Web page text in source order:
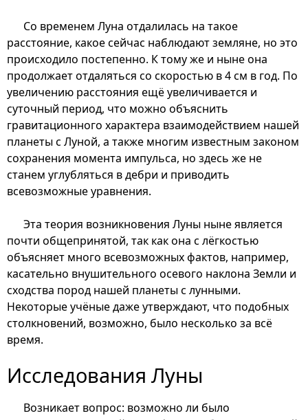
Со временем Луна отдалилась на такое
расстояние, какое сейчас наблюдают земляне, но это
происходило постепенно. К тому же и ныне она
продолжает отдаляться со скоростью в 4 см в год. По
увеличению расстояния ещё увеличивается и
суточный период, что можно объяснить
гравитационного характера взаимодействием нашей
планеты с Луной, а также многим известным законом
сохранения момента импульса, но здесь же не
станем углубляться в дебри и приводить
всевозможные уравнения.
Эта теория возникновения Луны ныне является
почти общепринятой, так как она с лёгкостью
объясняет много всевозможных фактов, например,
касательно внушительного осевого наклона Земли и
сходства пород нашей планеты с лунными.
Некоторые учёные даже утверждают, что подобных
столкновений, возможно, было несколько за всё
время.
Исследования Луны
Возникает вопрос: возможно ли было